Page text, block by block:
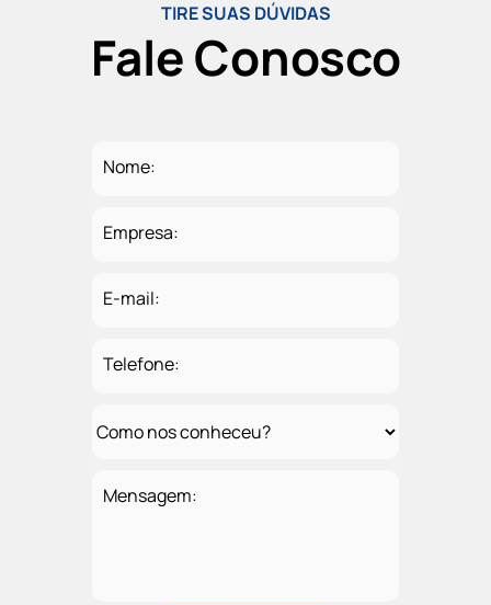
TIRE SUAS DÚVIDAS
Fale Conosco
Nome:
Empresa:
E-mail:
Telefone:
Mensagem: